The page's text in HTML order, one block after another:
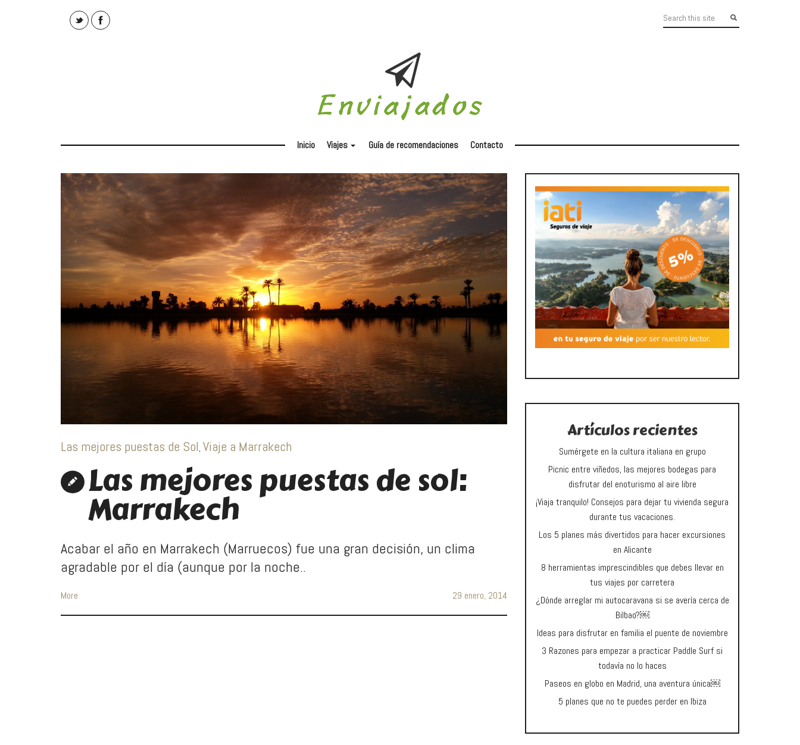
Inicio Viajes Guía de recomendaciones Contacto
Las mejores puestas de Sol, Viaje a Marrakech
Las mejores puestas de sol:
Marrakech
Acabar el año en Marrakech (Marruecos) fue una gran decisión, un clima
agradable por el día (aunque por la noche..
More 29 enero, 2014
Artículos recientes
Sumérgete en la cultura italiana en grupo
Picnic entre viñedos, las mejores bodegas para
disfrutar del enoturismo al aire libre
¡Viaja tranquilo! Consejos para dejar tu vivienda segura
durante tus vacaciones.
Los 5 planes más divertidos para hacer excursiones
en Alicante
8 herramientas imprescindibles que debes llevar en
tus viajes por carretera
¿Dónde arreglar mi autocaravana si se avería cerca de
Bilbao?￼
Ideas para disfrutar en familia el puente de noviembre
3 Razones para empezar a practicar Paddle Surf si
todavía no lo haces
Paseos en globo en Madrid, una aventura única￼
5 planes que no te puedes perder en Ibiza